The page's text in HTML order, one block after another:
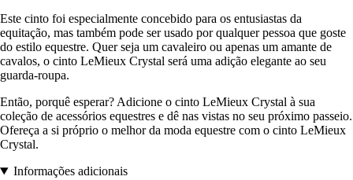
Este cinto foi especialmente concebido para os entusiastas da
equitação, mas também pode ser usado por qualquer pessoa que goste
do estilo equestre. Quer seja um cavaleiro ou apenas um amante de
cavalos, o cinto LeMieux Crystal será uma adição elegante ao seu
guarda-roupa.
Então, porquê esperar? Adicione o cinto LeMieux Crystal à sua
coleção de acessórios equestres e dê nas vistas no seu próximo passeio.
Ofereça a si próprio o melhor da moda equestre com o cinto LeMieux
Crystal.
Informações adicionais